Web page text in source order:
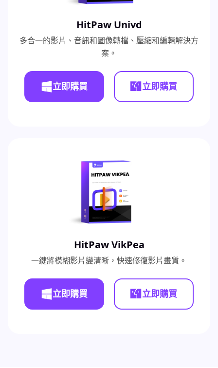
HitPaw Univd
多合一的影片、音訊和圖像轉檔、壓縮和編輯解決方
案。
立即購買 立即購買
HitPaw VikPea
一鍵將模糊影片變清晰，快速修復影片畫質。
立即購買 立即購買